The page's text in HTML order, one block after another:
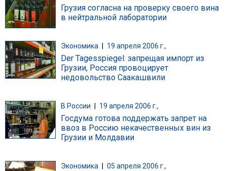
Грузия согласна на проверку своего вина
в нейтральной лаборатории
Экономика 19 апреля 2006 г.,
Der Tagesspiegel: запрещая импорт из
Грузии, Россия провоцирует
недовольство Саакашвили
В России 19 апреля 2006 г.,
Госдума готова поддержать запрет на
ввоз в Россию некачественных вин из
Грузии и Молдавии
Экономика 05 апреля 2006 г.,